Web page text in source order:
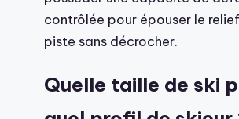
contrôlée pour épouser le
piste sans décrocher.
Quelle taille de ski